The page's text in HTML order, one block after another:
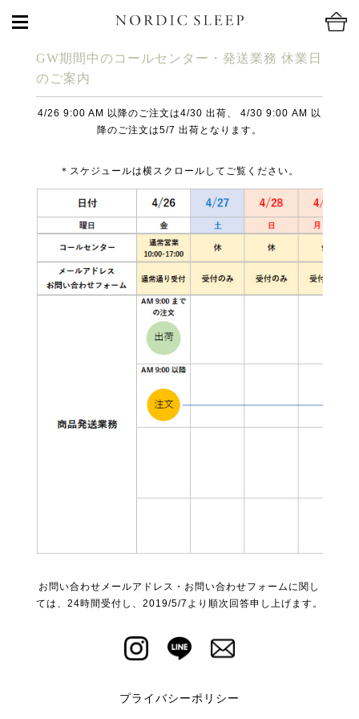
GW期間中のコールセンター・発送業務 休業日
のご案内
4/26 9:00 AM 以降のご注文は4/30 出荷、 4/30 9:00 AM 以
降のご注文は5/7 出荷となります。
＊スケジュールは横スクロールしてご覧ください。
お問い合わせメールアドレス・お問い合わせフォームに関し
ては、24時間受付し、2019/5/7より順次回答申し上げます。
プライバシーポリシー